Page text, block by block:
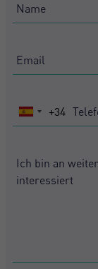
Spain+34